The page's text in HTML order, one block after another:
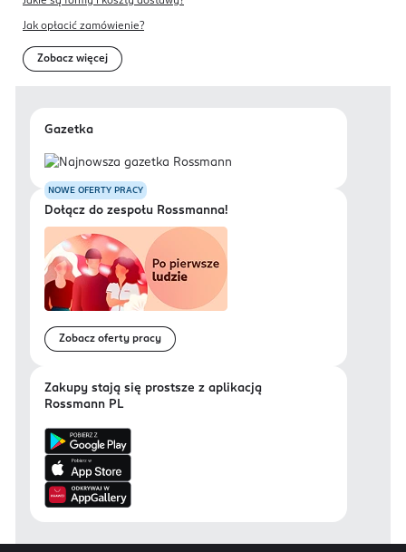
Jak opłacić zamówienie?
Zobacz więcej
Gazetka
NOWE OFERTY PRACY
Dołącz do zespołu Rossmanna!
Zobacz oferty pracy
Zakupy stają się prostsze z aplikacją
Rossmann PL